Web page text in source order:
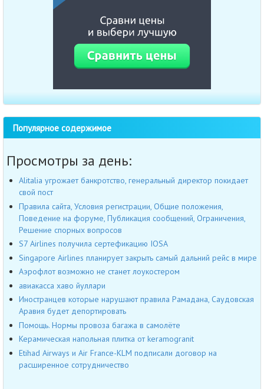
Популярное содержимое
Просмотры за день:
Alitalia угрожает банкротство, генеральный директор покидает
свой пост
Правила сайта, Условия регистрации, Общие положения,
Поведение на форуме, Публикация сообщений, Ограничения,
Решение спорных вопросов
S7 Airlines получила сертефикацию IOSA
Singapore Airlines планирует закрыть самый дальний рейс в мире
Аэрофлот возможно не станет лоукостером
авиакасса хаво йуллари
Иностранцев которые нарушают правила Рамадана, Саудовская
Аравия будет депортировать
Помощь. Нормы провоза багажа в самолёте
Керамическая напольная плитка от keramogranit
Etihad Airways и Air France-KLM подписали договор на
расширенное сотрудничество